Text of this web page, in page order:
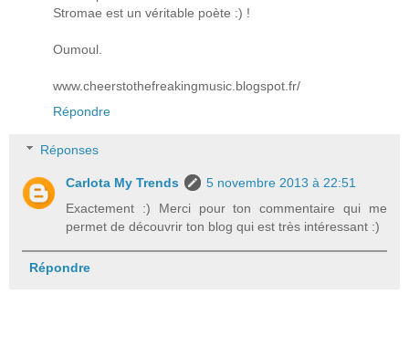
Stromae est un véritable poète :) !
Oumoul.
www.cheerstothefreakingmusic.blogspot.fr/
Répondre
Réponses
Carlota My Trends
5 novembre 2013 à 22:51
Exactement :) Merci pour ton commentaire qui me
permet de découvrir ton blog qui est très intéressant :)
Répondre